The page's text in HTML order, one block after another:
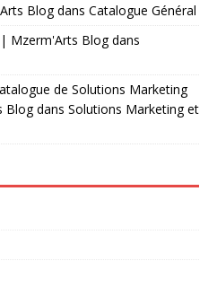
Blogdans Catalogue Général
| Mzerm'Arts Blogdans
de Solutions Marketing
Blogdans Solutions Marketing et